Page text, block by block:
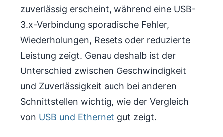
zuverlässig erscheint, während eine USB-
3.x-Verbindung sporadische Fehler,
Wiederholungen, Resets oder reduzierte
Leistung zeigt. Genau deshalb ist der
Unterschied zwischen Geschwindigkeit
und Zuverlässigkeit auch bei anderen
Schnittstellen wichtig, wie der Vergleich
von USB und Ethernet gut zeigt.